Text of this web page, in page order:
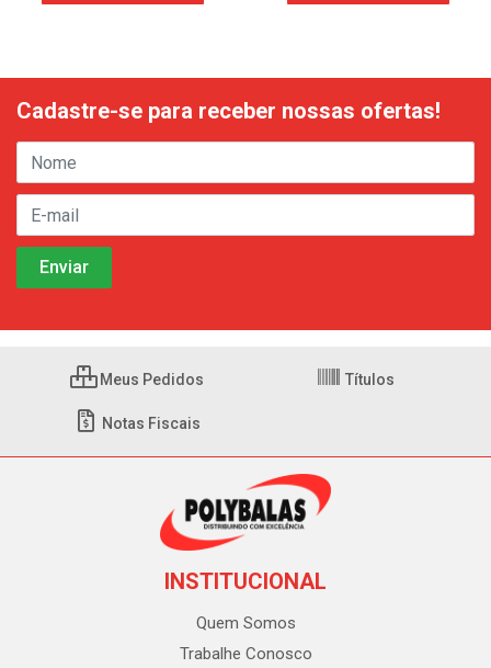
Cadastre-se para receber nossas ofertas!
Meus Pedidos Títulos
Notas Fiscais
INSTITUCIONAL
Quem Somos
Trabalhe Conosco